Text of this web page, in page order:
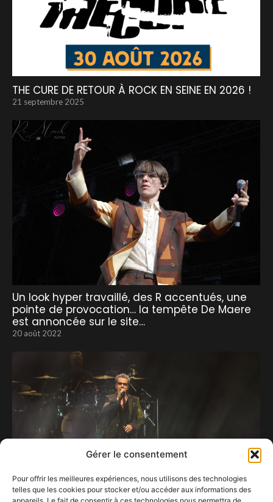
Gérer le consentement
Pour offrir les meilleures expériences, nous utilisons des technologies
telles que les cookies pour stocker et/ou accéder aux informations des
THE CURE DE RETOUR À ROCK EN SEINE EN 2026 !
21 septembre 2025
Un look hyper travaillé, des R accentués, une
pointe de provocation… la tempête De Maere
est annoncée sur le site…
20 août 2022